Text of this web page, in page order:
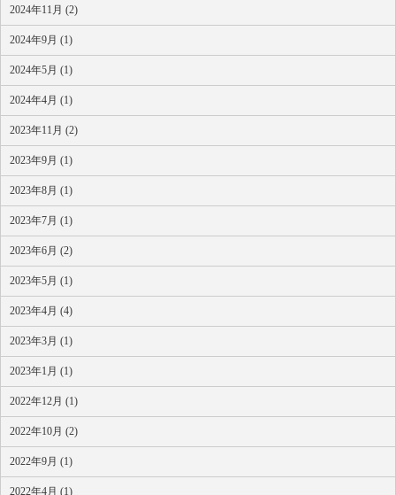
2024年11月 (2)
2024年9月 (1)
2024年5月 (1)
2024年4月 (1)
2023年11月 (2)
2023年9月 (1)
2023年8月 (1)
2023年7月 (1)
2023年6月 (2)
2023年5月 (1)
2023年4月 (4)
2023年3月 (1)
2023年1月 (1)
2022年12月 (1)
2022年10月 (2)
2022年9月 (1)
2022年4月 (1)